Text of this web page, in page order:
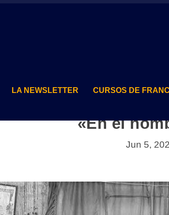
LA NEWSLETTER CURSOS DE
«En el
Jun 5,